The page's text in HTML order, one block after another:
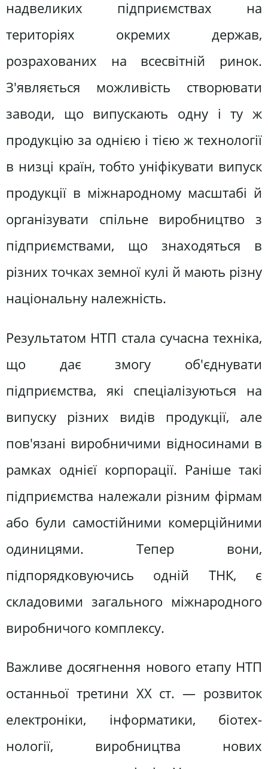
надвеликих підприємствах на
територіях окремих держав,
розрахованих на всесвітній ринок.
З'являється можливість створювати
заводи, що випускають одну і ту ж
продукцію за однією і тією ж технології
в низці країн, тобто уніфікувати випуск
продукції в міжнародному масштабі й
організувати спільне виробництво з
підприємствами, що знаходяться в
різних точках земної кулі й мають різну
національну належність.
Результатом НТП стала сучасна техніка,
що дає змогу об'єднувати
підприємства, які спеціалізуються на
випуску різних видів продукції, але
пов'язані виробничими відносинами в
рамках однієї корпорації. Раніше такі
підприємства належали різним фірмам
або були самостійними комерційними
одиницями. Тепер вони,
підпорядковуючись одній ТНК, є
складовими загального міжнародного
виробничого комплексу.
Важливе досягнення нового етапу НТП
останньої третини XX ст. — розвиток
електроніки, інформатики, біотех-
нології, виробництва нових